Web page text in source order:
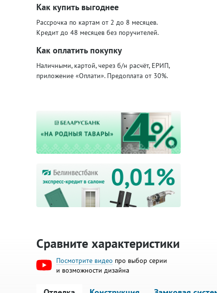
Как купить выгоднее
Рассрочка по картам от 2 до 8 месяцев.
Кредит до 48 месяцев без поручителей.
Как оплатить покупку
Наличными, картой, через б/н расчёт, ЕРИП,
приложение «Оплати». Предоплата от 30%.
Сравните характеристики
Посмотрите видео про выбор серии
и возможности дизайна